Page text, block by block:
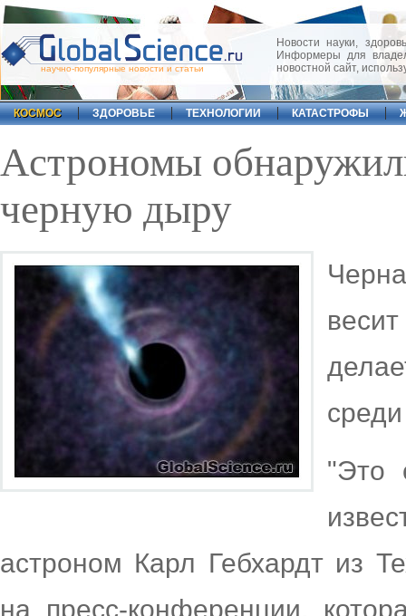
научно-популярные новости и статьи
Новости науки,
Информеры для
новостной сайт,
КОСМОС ЗДОРОВЬЕ ТЕХНОЛОГИИ КАТАСТРОФЫ
Астрономы
черную дыру
"Это
астроном Карл Гебхардт из
на пресс-конференции,